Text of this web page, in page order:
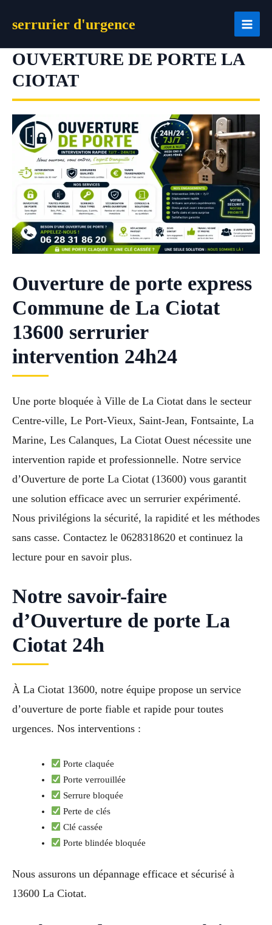
serrurier d'urgence
OUVERTURE DE PORTE LA
CIOTAT
Ouverture de porte express
Commune de La Ciotat
13600 serrurier
intervention 24h24
Une porte bloquée à Ville de La Ciotat dans le secteur
Centre-ville, Le Port-Vieux, Saint-Jean, Fontsainte, La
Marine, Les Calanques, La Ciotat Ouest nécessite une
intervention rapide et professionnelle. Notre service
d’Ouverture de porte La Ciotat (13600) vous garantit
une solution efficace avec un serrurier expérimenté.
Nous privilégions la sécurité, la rapidité et les méthodes
sans casse. Contactez le 0628318620 et continuez la
lecture pour en savoir plus.
Notre savoir-faire
d’Ouverture de porte La
Ciotat 24h
À La Ciotat 13600, notre équipe propose un service
d’ouverture de porte fiable et rapide pour toutes
urgences. Nos interventions :
Porte claquée
Porte verrouillée
Serrure bloquée
Perte de clés
Clé cassée
Porte blindée bloquée
Nous assurons un dépannage efficace et sécurisé à
13600 La Ciotat.